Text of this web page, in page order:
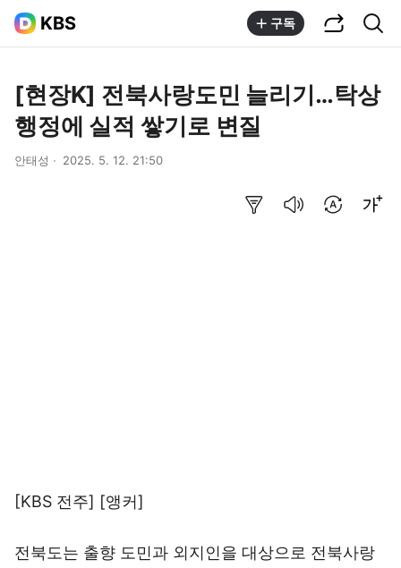
KBS 구독
[현장K] 전북사랑도민 늘리기…탁상
행정에 실적 쌓기로 변질
안태성 2025. 5. 12. 21:50
[KBS 전주] [앵커]
전북도는 출향 도민과 외지인을 대상으로 전북사랑